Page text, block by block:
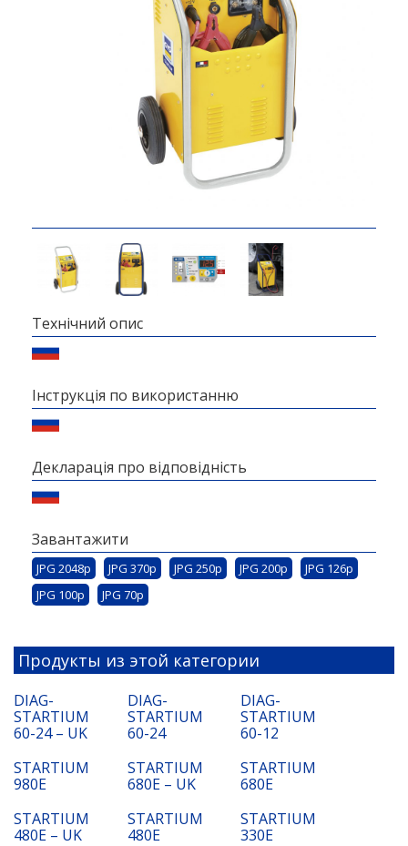
Технічний опис
Інструкція по використанню
Декларація про відповідність
Завантажити
JPG 2048p JPG 370p JPG 250p JPG 200p
JPG 126p
JPG 100p
JPG 70p
Продукты из этой категории
DIAG-
STARTIUM
60-24 – UK
DIAG-
STARTIUM
60-24
DIAG-
STARTIUM
60-12
STARTIUM
980E
STARTIUM
680E – UK
STARTIUM
680E
STARTIUM
480E – UK
STARTIUM
480E
STARTIUM
330E